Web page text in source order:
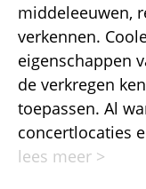
middeleeuwen,
verkennen.
eigenschappen
de verkregen
toepassen. Al
concertlocaties
lees meer >